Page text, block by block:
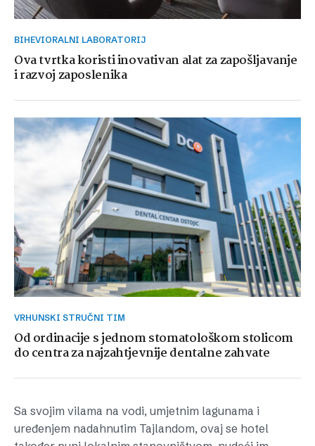
BIHEVIORALNI LABORATORIJ
Ova tvrtka koristi inovativan alat za zapošljavanje
i razvoj zaposlenika
VRHUNSKI STRUČNI TIM
Od ordinacije s jednom stomatološkom stolicom
do centra za najzahtjevnije dentalne zahvate
Sa svojim vilama na vodi, umjetnim lagunama i
uređenjem nadahnutim Tajlandom, ovaj se hotel